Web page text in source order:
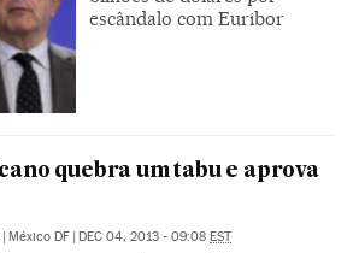
escândalo com Euribor
quebra um tabu e aprova
| México DF | DEC 04, 2013 - 09:08 EST